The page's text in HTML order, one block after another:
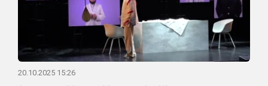
20.10.2025 15:26